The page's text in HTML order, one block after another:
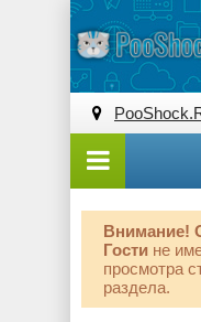
Внимание!
Гости не
просмотра
раздела.